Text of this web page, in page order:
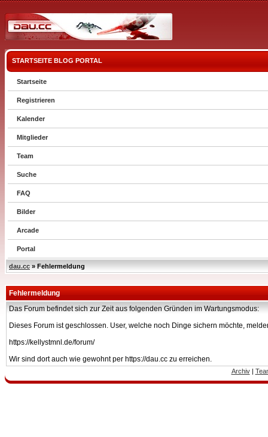
STARTSEITE BLOG PORTAL
Startseite
Registrieren
Kalender
Mitglieder
Team
Suche
FAQ
Bilder
Arcade
Portal
dau.cc » Fehlermeldung
Fehlermeldung
Das Forum befindet sich zur Zeit aus folgenden Gründen im Wartungsmodus:
Dieses Forum ist geschlossen. User, welche noch Dinge sichern möchte,
https://kellystmnl.de/forum/
Wir sind dort auch wie gewohnt per https://dau.cc zu erreichen.
Archiv|